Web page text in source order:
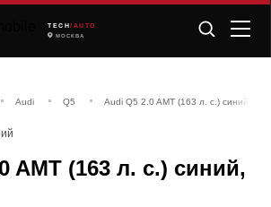
TECH /AUTO
МОСКВА
Audi Q5 Audi Q5 2.0 AMT (163 л. с.) синий,
AMT (163 л. с.) синий,